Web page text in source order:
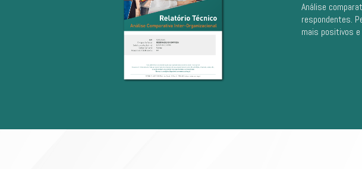
Análise
respondentes.
mais positivos